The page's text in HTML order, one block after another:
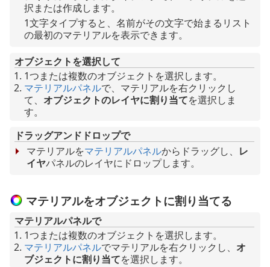
択または作成します。
1文字タイプすると、名前がその文字で始まるリスト
の最初のマテリアルを表示できます。
オブジェクトを選択して
1つまたは複数のオブジェクトを選択します。
マテリアルパネルで、マテリアルを右クリックし
て、 オブジェクトのレイヤに割り当てを選択しま
す。
ドラッグアンドドロップで
マテリアルをマテリアルパネルからドラッグし、 レ
イヤパネルのレイヤにドロップします。
マテリアルをオブジェクトに割り当てる
マテリアルパネルで
1つまたは複数のオブジェクトを選択します。
マテリアルパネルでマテリアルを右クリックし、 オ
ブジェクトに割り当てを選択します。